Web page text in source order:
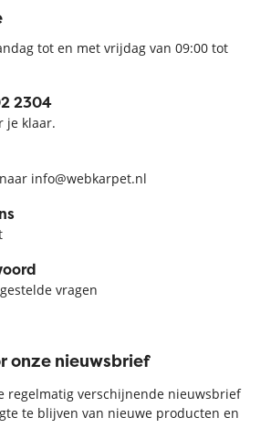
tot en met vrijdag van 09:00 tot
2304
je klaar.
info@webkarpet.nl
vragen
onze nieuwsbrief
regelmatig verschijnende nieuwsbrief
te blijven van nieuwe producten en